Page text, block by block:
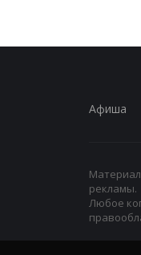
Афиша
рекламы.
Любое